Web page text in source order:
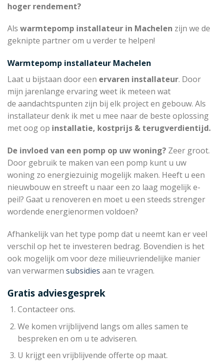
hoger rendement?
Als warmtepomp installateur in Machelen zijn we de
geknipte partner om u verder te helpen!
Warmtepomp installateur Machelen
Laat u bijstaan door een ervaren installateur. Door
mijn jarenlange ervaring weet ik meteen wat
de aandachtspunten zijn bij elk project en gebouw. Als
installateur denk ik met u mee naar de beste oplossing
met oog op installatie, kostprijs & terugverdientijd.
De invloed van een pomp op uw woning? Zeer groot.
Door gebruik te maken van een pomp kunt u uw
woning zo energiezuinig mogelijk maken. Heeft u een
nieuwbouw en streeft u naar een zo laag mogelijk e-
peil? Gaat u renoveren en moet u een steeds strenger
wordende energienormen voldoen?
Afhankelijk van het type pomp dat u neemt kan er veel
verschil op het te investeren bedrag. Bovendien is het
ook mogelijk om voor deze milieuvriendelijke manier
van verwarmen subsidies aan te vragen.
Gratis adviesgesprek
Contacteer ons.
We komen vrijblijvend langs om alles samen te
bespreken en om u te adviseren.
U krijgt een vrijblijvende offerte op maat.